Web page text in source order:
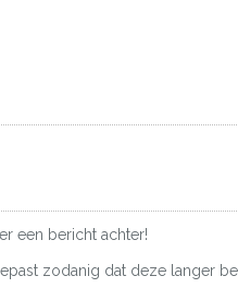
een bericht achter!
zodanig dat deze langer